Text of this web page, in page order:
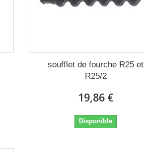
soufflet de fourche R25 et
R25/2
19,86 €
Disponible